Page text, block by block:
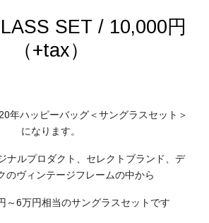
SET / 10,000円
（+tax）
年ハッピーバッグ＜サングラスセット＞
になります。
ナルプロダクト、セレクトブランド、デ
のヴィンテージフレームの中から
～6万円相当のサングラスセットです